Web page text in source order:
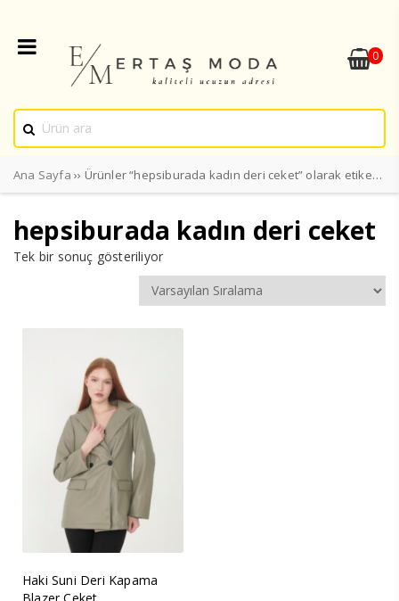
0
Ana Sayfa ›› Ürünler “hepsiburada kadın deri ceket” olarak etiketlendi
hepsiburada kadın deri ceket
Tek bir sonuç gösteriliyor
Haki Suni Deri Kapama